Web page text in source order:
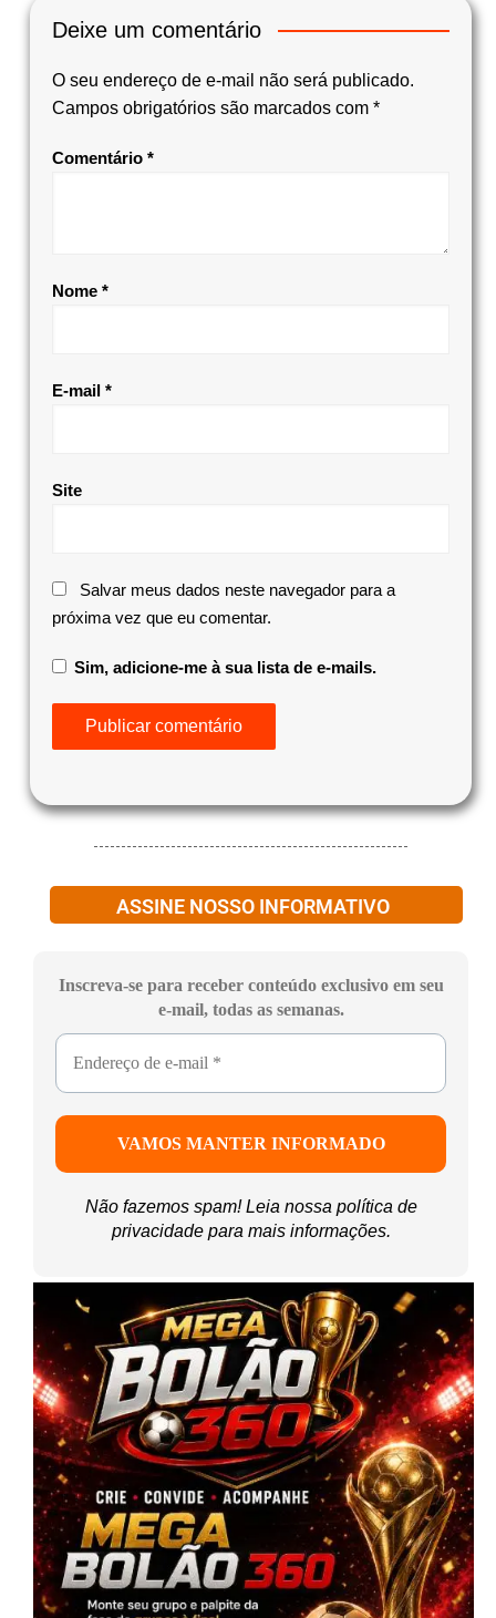
Deixe um comentário
O seu endereço de e-mail não será publicado.
Campos obrigatórios são marcados com *
Comentário *
Nome *
E-mail *
Site
Salvar meus dados neste navegador para a
próxima vez que eu comentar.
Sim, adicione-me à sua lista de e-mails.
ASSINE NOSSO INFORMATIVO
Inscreva-se para receber conteúdo exclusivo em seu
e-mail, todas as semanas.
Não fazemos spam! Leia nossa política de
privacidadepara mais informações.